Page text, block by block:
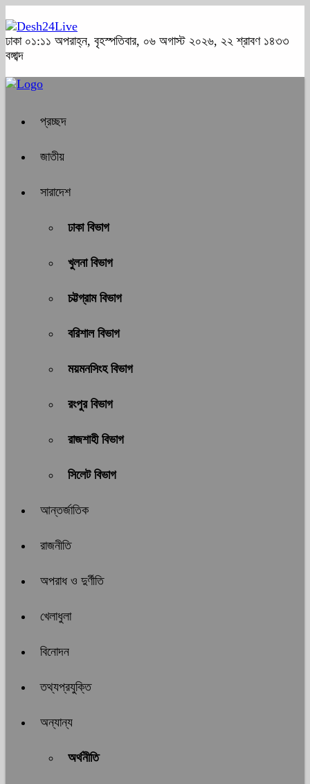
ঢাকা ০১:১১ অপরাহ্ন, বৃহস্পতিবার, ০৬ অগাস্ট ২০২৬, ২২ শ্রাবণ ১৪৩৩
বঙ্গাব্দ
প্রচ্ছদ
জাতীয়
সারাদেশ
ঢাকা বিভাগ
খুলনা বিভাগ
চট্টগ্রাম বিভাগ
বরিশাল বিভাগ
ময়মনসিংহ বিভাগ
রংপুর বিভাগ
রাজশাহী বিভাগ
সিলেট বিভাগ
আন্তর্জাতিক
রাজনীতি
অপরাধ ও দুর্ণীতি
খেলাধুলা
বিনোদন
তথ্যপ্রযুক্তি
অন্যান্য
অর্থনীতি